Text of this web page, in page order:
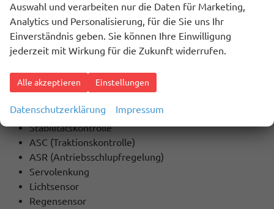
Freisprecheinrichtung
Bluetooth
USB Anschluss
Touchscreen
SICHERHEIT:
ESP
Stabilitätskontrolle
ASC (Traktionskontrolle)
ASR (Antriebsschlupfregelung)
Servolenkung
Lichtsensor
Regensensor
Auswahl und verarbeiten nur die Daten für Marketing,
Analytics und Personalisierung, für die Sie uns Ihr
Einverständnis geben. Sie können Ihre Einwilligung
jederzeit mit Wirkung für die Zukunft widerrufen.
Alle akzeptieren Einstellungen
Datenschutzerklärung Impressum